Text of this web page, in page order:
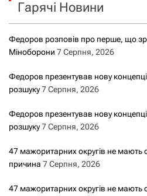
Гарячі Новини
Федоров розповів про перше, що
Міноборони 7 Серпня, 2026
Федоров презентував нову
розшуку7 Серпня, 2026
Федоров презентував нову
розшуку7 Серпня, 2026
47 мажоритарних округів не мають
причина 7 Серпня, 2026
47 мажоритарних округів не мають